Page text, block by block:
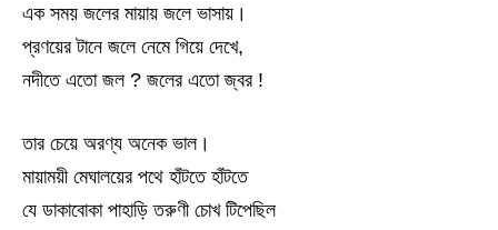
এক সময় জলের মায়ায় জলে ভাসায়।
প্রণয়ের টানে জলে নেমে গিয়ে দেখে,
নদীতে এতো জল ? জলের এতো জ্বর !
তার চেয়ে অরণ্য অনেক ভাল।
মায়াময়ী মেঘালয়ের পথে হাঁটতে হাঁটতে
যে ডাকাবোকা পাহাড়ি তরুণী চোখ টিপেছিল